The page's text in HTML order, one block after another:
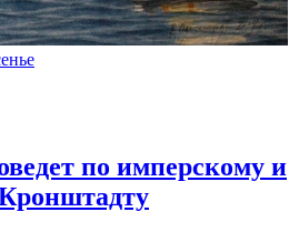
по имперскому и